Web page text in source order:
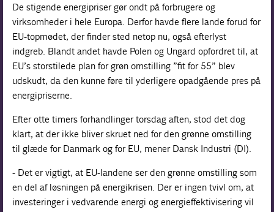
De stigende energipriser gør ondt på forbrugere og
virksomheder i hele Europa. Derfor havde flere lande forud for
EU-topmødet, der finder sted netop nu, også efterlyst
indgreb. Blandt andet havde Polen og Ungard opfordret til, at
EU’s storstilede plan for grøn omstilling ”fit for 55” blev
udskudt, da den kunne føre til yderligere opadgående pres på
energipriserne.
Efter otte timers forhandlinger torsdag aften, stod det dog
klart, at der ikke bliver skruet ned for den grønne omstilling
til glæde for Danmark og for EU, mener Dansk Industri (DI).
- Det er vigtigt, at EU-landene ser den grønne omstilling som
en del af løsningen på energikrisen. Der er ingen tvivl om, at
investeringer i vedvarende energi og energieffektivisering vil